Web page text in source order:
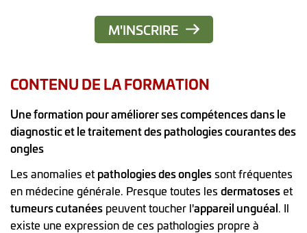
M'INSCRIRE
CONTENU DE LA FORMATION
Une formation pour améliorer ses compétences dans le
diagnostic et le traitement des pathologies courantes des
ongles
Les anomalies et pathologies des onglessont fréquentes
en médecine générale. Presque toutes les dermatoseset
tumeurs cutanées peuvent toucher l'appareil unguéal. Il
existe une expression de ces pathologies propre à